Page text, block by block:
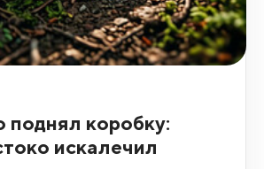
поднял коробку:
искалечил